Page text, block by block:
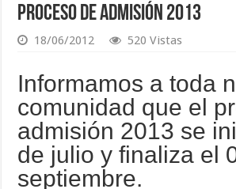
Proceso de Admisión 2013
18/06/2012 520 Vistas
Informamos a toda
comunidad que el
admisión 2013 se
de julio y finaliza el
septiembre.